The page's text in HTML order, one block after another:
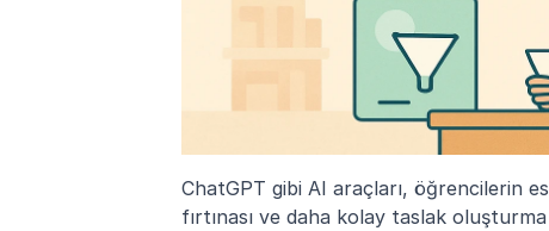
ChatGPT gibi AI araçları, öğrencilerin
fırtınası ve daha kolay taslak